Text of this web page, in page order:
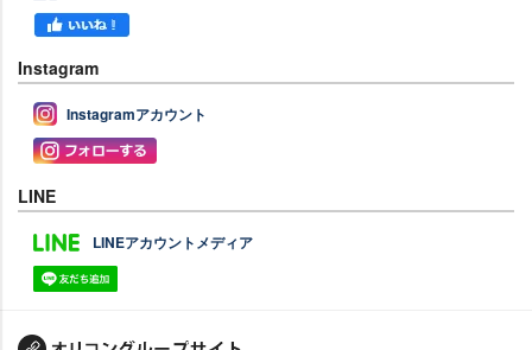
Instagram
Instagramアカウント
LINE
LINEアカウントメディア